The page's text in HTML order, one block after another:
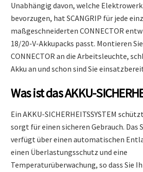
Unabhängig davon, welche
bevorzugen, hat SCANGRIP für jede
maßgeschneiderten CONNECTOR
18/20-V-Akkupacks passt. Montieren
CONNECTOR an die Arbeitsleuchte,
Akku an und schon sind Sie
Was ist das AKKU-
Ein AKKU-SICHERHEITSSYSTEM
sorgt für einen sicheren Gebrauch. Das
verfügt über einen automatischen
einen Überlastungsschutz und eine
Temperaturüberwachung, so dass Sie